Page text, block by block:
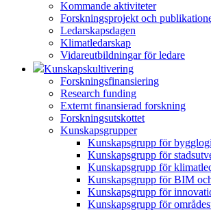
Kommande aktiviteter
Forskningsprojekt och
Ledarskapsdagen
Klimatledarskap
Vidareutbildningar för ledare
Kunskapskultivering
Forskningsfinansiering
Research funding
Externt finansierad forskning
Forskningsutskottet
Kunskapsgrupper
Kunskapsgrupp för
Kunskapsgrupp för
Kunskapsgrupp för
Kunskapsgrupp för BIM
Kunskapsgrupp för
Kunskapsgrupp för